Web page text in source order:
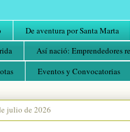
De aventura por Santa Marta
Así nació: Emprendedores
Eventos y Convocatorias
julio de 2026